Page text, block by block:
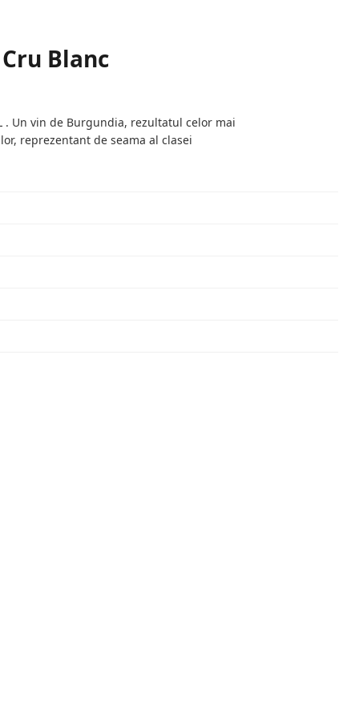
Blanc
. Un vin de Burgundia, rezultatul celor mai
reprezentant de seama al clasei